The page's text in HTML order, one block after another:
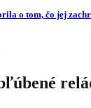
o tom, čo jej